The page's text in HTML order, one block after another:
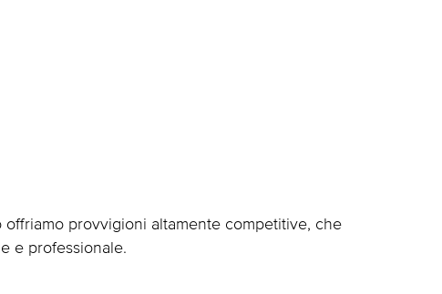
provvigioni altamente competitive, che
e professionale.